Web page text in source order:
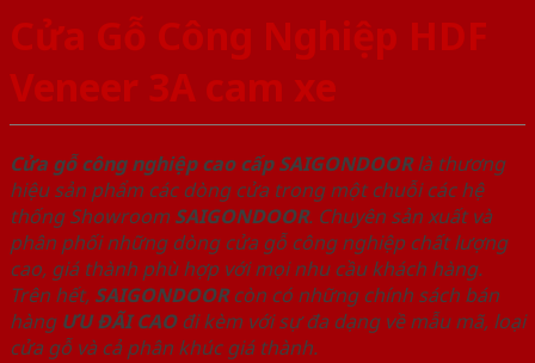
Cửa Gỗ Công Nghiệp HDF
Veneer 3A cam xe
Cửa gỗ công nghiệp cao cấp SAIGONDOORlà thương
hiệu sản phẩm các dòng cửa trong một chuỗi các hệ
thống Showroom SAIGONDOOR. Chuyên sản xuất và
phân phối những dòng cửa gỗ công nghiệp chất lượng
cao, giá thành phù hợp với mọi nhu cầu khách hàng.
Trên hết, SAIGONDOORcòn có những chính sách bán
hàng ƯU ĐÃI CAOđi kèm với sự đa dạng về mẫu mã, loại
cửa gỗ và cả phân khúc giá thành.